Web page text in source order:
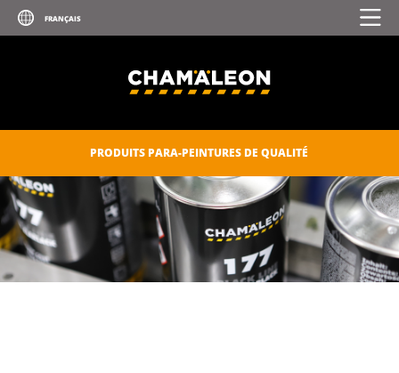
PRODUITS PARA-PEINTURES DE QUALITÉ